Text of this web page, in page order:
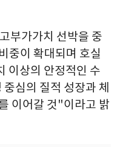
부가가치 선박을 중
중이 확대되며 호실
이상의 안정적인 수
심의 질적 성장과 체
이어갈 것"이라고 밝